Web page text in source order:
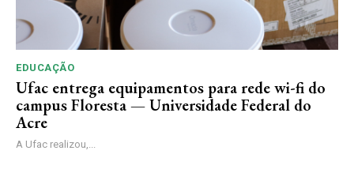
EDUCAÇÃO
Ufac entrega equipamentos para rede wi-fi do
campus Floresta — Universidade Federal do
Acre
A Ufac realizou,...